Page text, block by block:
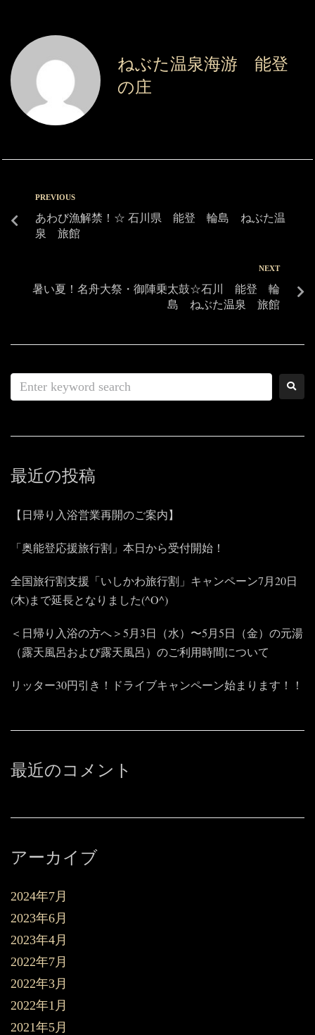
ねぶた温泉海游 能登
の庄
PREVIOUS
あわび漁解禁！☆ 石川県 能登 輪島 ねぶた温
泉 旅館
NEXT
暑い夏！名舟大祭・御陣乗太鼓☆石川 能登 輪
島 ねぶた温泉 旅館
最近の投稿
【日帰り入浴営業再開のご案内】
「奥能登応援旅行割」本日から受付開始！
全国旅行割支援「いしかわ旅行割」キャンペーン7月20日
(木)まで延長となりました(^O^)
＜日帰り入浴の方へ＞5月3日（水）〜5月5日（金）の元湯
（露天風呂および露天風呂）のご利用時間について
リッター30円引き！ドライブキャンペーン始まります！！
最近のコメント
アーカイブ
2024年7月
2023年6月
2023年4月
2022年7月
2022年3月
2022年1月
2021年5月